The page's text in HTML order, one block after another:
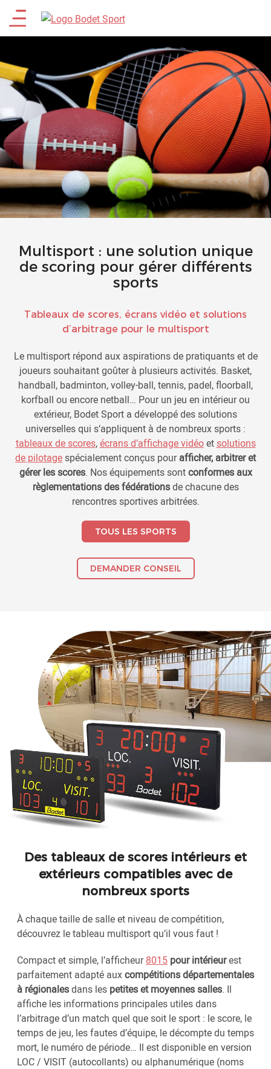
Aller
au
contenu
Main
menu
Multisport : une solution unique
de scoring pour gérer différents
sports
Tableaux de scores, écrans vidéo et solutions
d’arbitrage pour le multisport
Le multisport répond aux aspirations de pratiquants et de
joueurs souhaitant goûter à plusieurs activités. Basket,
handball, badminton, volley-ball, tennis, padel, floorball,
korfball ou encore netball… Pour un jeu en intérieur ou
extérieur, Bodet Sport a développé des solutions
universelles qui s’appliquent à de nombreux sports :
tableaux de scores,écrans d’affichage vidéoetsolutions
de pilotagespécialement conçus pourafficher, arbitrer et
gérer les scores. Nos équipements sontconformes aux
règlementations des fédérationsde chacune des
rencontres sportives arbitrées.
TOUS LES SPORTS
DEMANDER CONSEIL
Des tableaux de scores intérieurs et
extérieurs compatibles avec de
nombreux sports
À chaque taille de salle et niveau de compétition,
découvrez le tableau multisport qu’il vous faut !
Compact et simple, l’afficheur8015 pour intérieurest
parfaitement adapté auxcompétitions départementales
à régionalesdans les petites et moyennes salles. Il
affiche les informations principales utiles dans
l’arbitrage d’un match quel que soit le sport : le score, le
temps de jeu, les fautes d’équipe, le décompte du temps
mort, le numéro de période… Il est disponible en version
LOC / VISIT (autocollants) ou alphanumérique (noms